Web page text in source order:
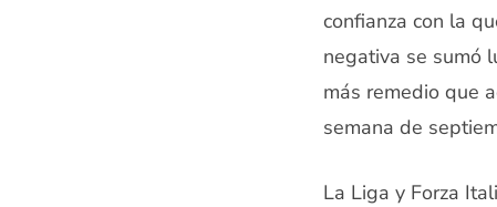
confianza con la
negativa se sumó
más remedio que
semana de
La Liga y Forza